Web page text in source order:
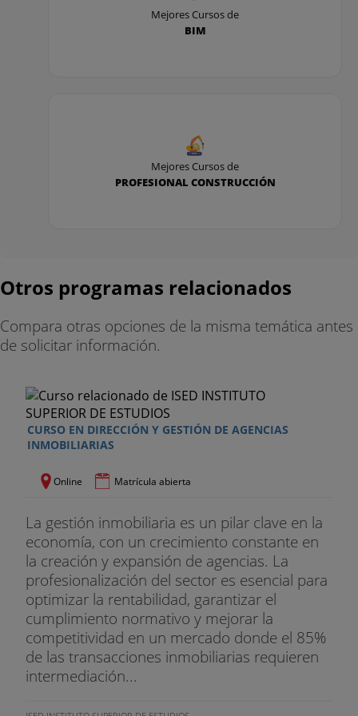
Mejores Cursos de
BIM
Mejores Cursos de
PROFESIONAL CONSTRUCCIÓN
Otros programas relacionados
Compara otras opciones de la misma temática antes
de solicitar información.
CURSO EN DIRECCIÓN Y GESTIÓN DE AGENCIAS
INMOBILIARIAS
Online Matrícula abierta
La gestión inmobiliaria es un pilar clave en la
economía, con un crecimiento constante en
la creación y expansión de agencias. La
profesionalización del sector es esencial para
optimizar la rentabilidad, garantizar el
cumplimiento normativo y mejorar la
competitividad en un mercado donde el 85%
de las transacciones inmobiliarias requieren
intermediación...